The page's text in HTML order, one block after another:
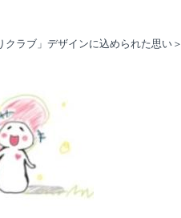
クラブ」デザインに込められた思い＞